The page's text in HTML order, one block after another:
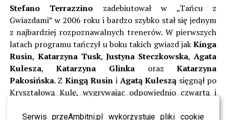
Serwis przeAmbitni.pl wykorzystuje pliki cookie
Stefano Terrazzino zadebiutował w „Tańcu z
Gwiazdami” w 2006 roku i bardzo szybko stał się jednym
z najbardziej rozpoznawalnych trenerów. W pierwszych
latach programu tańczył u boku takich gwiazd jakKinga
Rusin, Katarzyna Tusk,Justyna Steczkowska,Agata
Kulesza,Katarzyna Glinka orazKatarzyna
Pakosińska. Z Kingą Rusin i Agatą Kuleszą sięgnął po
Kryształową Kulę, wygrywając odpowiednio czwartą i
jako jednego z najlepszych tancerzy w historii formatu.